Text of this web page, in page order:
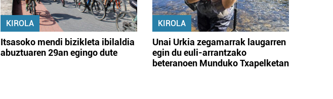
KIROLA
Itsasoko mendi bizikleta ibilaldia
abuztuaren 29an egingo dute
KIROLA
Unai Urkia zegamarrak laugarren
egin du euli-arrantzako
beteranoen Munduko Txapelketan